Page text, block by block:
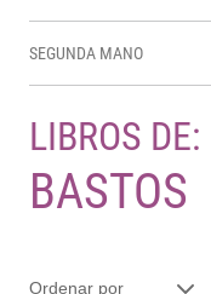
SEGUNDA MANO
LIBROS DE:
BASTOS